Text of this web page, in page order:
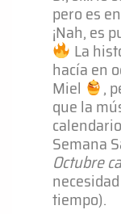
pero es
¡Nah, es
La
hacía en
Miel ,
que la
Semana
Octubre
tiempo).